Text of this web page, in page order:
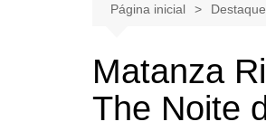
Página inicial
Matanza
The Noite